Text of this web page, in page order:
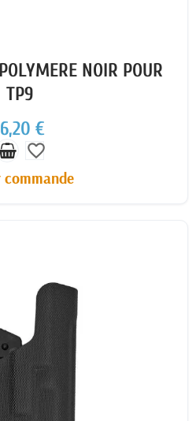
NOIR POUR
TP9
€
favorite_border
commande